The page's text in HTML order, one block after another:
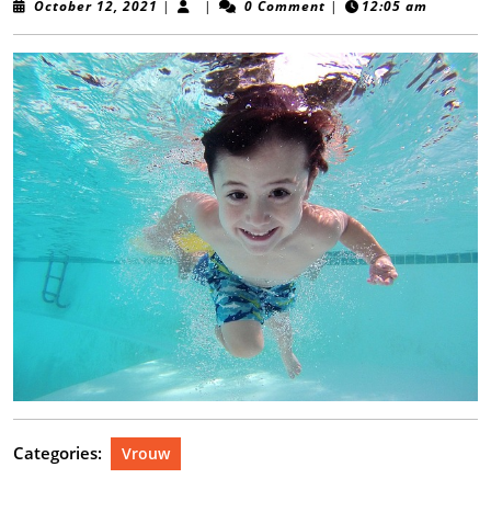
October 12, 2021 October
| | 0 Comment | 12:05 am
Categories: Vrouw